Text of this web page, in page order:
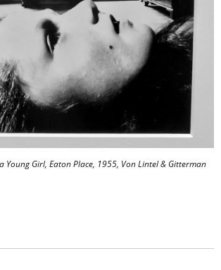
Girl, Eaton Place, 1955, Von Lintel & Gitterman